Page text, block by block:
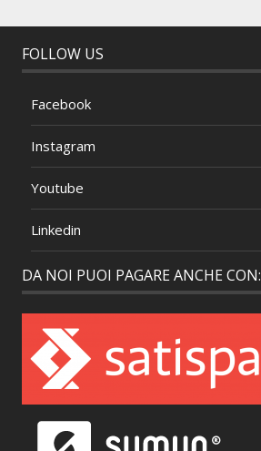
FOLLOW US
Facebook
Instagram
Youtube
Linkedin
DA NOI PUOI PAGARE ANCHE CON: